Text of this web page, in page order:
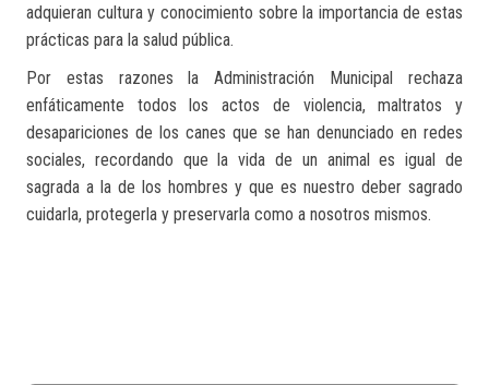
adquieran cultura y conocimiento sobre la importancia de estas
prácticas para la salud pública.
Por estas razones la Administración Municipal rechaza
enfáticamente todos los actos de violencia, maltratos y
desapariciones de los canes que se han denunciado en redes
sociales, recordando que la vida de un animal es igual de
sagrada a la de los hombres y que es nuestro deber sagrado
cuidarla, protegerla y preservarla como a nosotros mismos.​​